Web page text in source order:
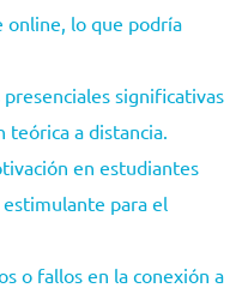
online, lo que podría
significativas
a distancia.
en estudiantes
para el
o fallos en la conexión a